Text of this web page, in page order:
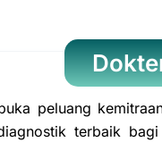
peluang
terbaik